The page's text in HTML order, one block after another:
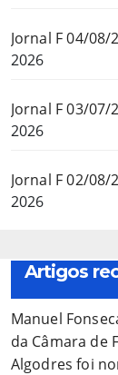
Jornal F 04/08/
2026
Jornal F 03/07/
2026
Jornal F 02/08/
2026
Artigos
Manuel
da Câmara de
Algodres foi